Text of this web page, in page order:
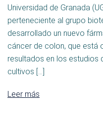
Universidad de Granada
perteneciente al grupo
desarrollado un nuevo
cáncer de colon, que está
resultados en los estudios
cultivos […]
Leer más